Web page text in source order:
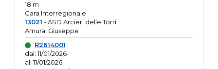
18 m
Gara Interregionale
13021 - ASD Arcieri delle Torri
Amura, Giuseppe
R2614001
dal: 11/01/2026
al: 11/01/2026